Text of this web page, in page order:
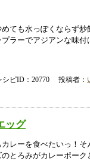
ても水っぽくならず炒
ラーでアジアンな味付
ピID：20770 投稿者：
ッグ
レーを食べたいっ！そ
とろみがカレーポーク